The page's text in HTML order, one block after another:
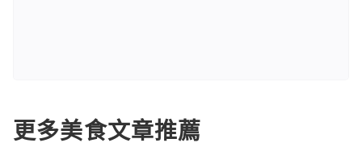
更多美食文章推薦